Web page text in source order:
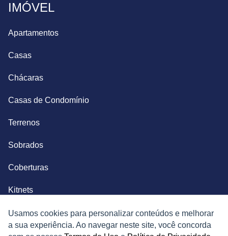
Usamos cookies para personalizar conteúdos e melhorar
a sua experiência. Ao navegar neste site, você concorda
IMÓVEL
Apartamentos
Casas
Chácaras
Casas de Condomínio
Terrenos
Sobrados
Coberturas
Kitnets
Salas Comerciais